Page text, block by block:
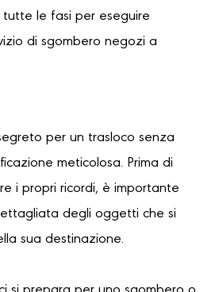
tutte le fasi per eseguire
di sgombero negozi a
per un trasloco senza
meticolosa. Prima di
i propri ricordi, è importante
degli oggetti che si
sua destinazione.